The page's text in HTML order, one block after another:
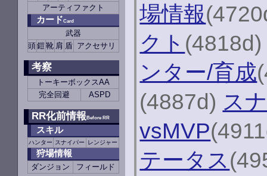
アーティファクト
カードCard
武器
頭鎧靴 肩 盾 アクセサリ
考察
トーキーボックスAA
完全回避
ASPD
RR化前情報Before RR
スキル
ハンター スナイパー レンジャー
狩場情報
ダンジョン フィールド
場情報
クト
ンター/育成
(4887d) ス
vsMVP
テータス